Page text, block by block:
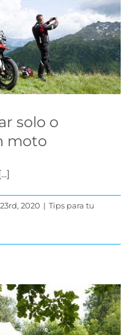
viajar solo o
en moto
tu Ruta
solo o
moto
2020 | Tips para tu
en casa